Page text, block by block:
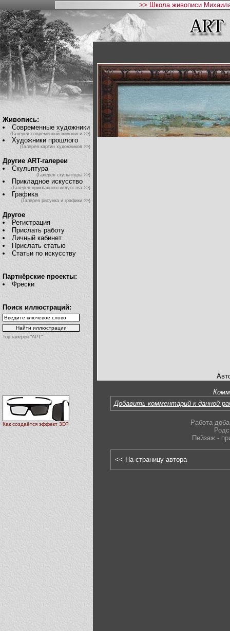
>> Школа живописи
Живопись:
Современные художники
(Галерея современной живописи >>)
Художники прошлого
(Галерея картин художников >>)
Другие ART-галереи
Скульптура
(Галерея скульптуры >>)
Прикладное искусство
(Галерея прикладного искусства >>)
Графика
(Галерея рисунка и графики >>)
Другое
Регистрация
Прислать работу
Личный кабинет
Прислать статью
Статьи по искусству
Партнёрские проекты:
Фрески
Поиск иллюстраций:
Top галереи "АРТ"
Как создаётся эффект 3D?
Добавить комментарий к данной
Работа
Пейзаж -
<< На страницу автора